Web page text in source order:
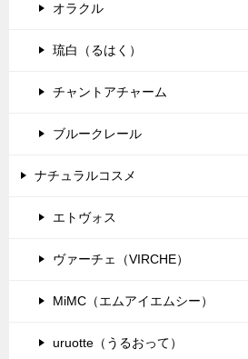
オラクル
琉白（るはく）
チャントアチャーム
ブルークレール
ナチュラルコスメ
エトヴォス
ヴァーチェ（VIRCHE）
MiMC（エムアイエムシー）
uruotte（うるおって）